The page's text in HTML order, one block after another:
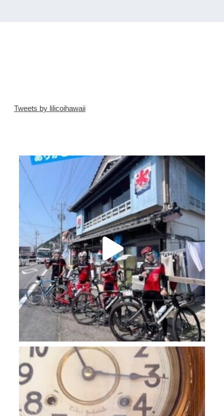
Tweets by lilicoihawaii